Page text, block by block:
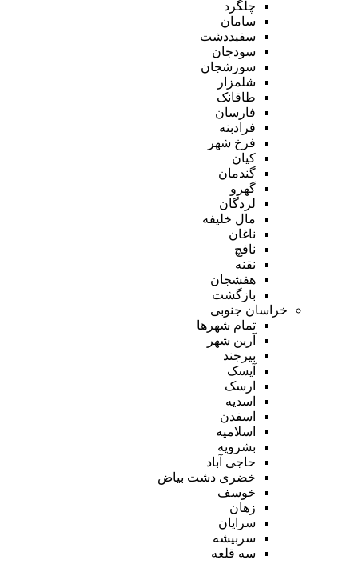
چلگرد
سامان
سفیددشت
سودجان
سورشجان
شلمزار
طاقانک
فارسان
فرادبنه
فرخ شهر
کیان
گندمان
گهرو
لردگان
مال خلیفه
ناغان
نافچ
نقنه
هفشجان
بازگشت
خراسان جنوبی
تمام شهر‌ها
آرین شهر
بیرجند
آیسک
ارسک
اسدیه
اسفدن
اسلامیه
بشرویه
حاجی آباد
خضری دشت بیاض
خوسف
زهان
سرایان
سربیشه
سه قلعه